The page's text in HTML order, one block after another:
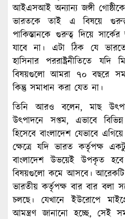
আইএসআই অন্যান্য জঙ্গী
ভারতকে তাই এ বিষয়ে
পাকিস্তানকে গুরুত্ব দিয়ে
যাবে না। এটা ঠিক যে
হাসিনার পররাষ্ট্রনীতিতে
বিষয়গুলো আমরা ৭০ বছরে
কিন্তু সমাধান করা যেত না।
তিনি আরও বলেন, মাছ
উৎপাদনে সপ্তম, এভাবে
হিসেবে বাংলাদেশ যেভাবে
ক্ষেত্রে যদি ভারত কর্তৃপক্ষ
বাংলাদেশ উভয়েই উপকৃত
বিষয়গুলো কমে আসবে। আরেকটি
ভারতীয় কর্তৃপক্ষ বার বার বলা
চলছে। যেখানে ইউরোপে
আমন্ত্রণ জানানো হচ্ছে, সেই